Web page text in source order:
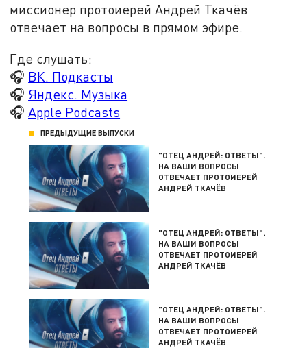
миссионер протоиерей Андрей Ткачёв
отвечает на вопросы в прямом эфире.
Где слушать:
🎧 ВК. Подкасты
🎧 Яндекс. Музыка
🎧 Apple Podcasts
ПРЕДЫДУЩИЕ ВЫПУСКИ
"ОТЕЦ АНДРЕЙ: ОТВЕТЫ".
НА ВАШИ ВОПРОСЫ
ОТВЕЧАЕТ ПРОТОИЕРЕЙ
АНДРЕЙ ТКАЧЁВ
"ОТЕЦ АНДРЕЙ: ОТВЕТЫ".
НА ВАШИ ВОПРОСЫ
ОТВЕЧАЕТ ПРОТОИЕРЕЙ
АНДРЕЙ ТКАЧЁВ
"ОТЕЦ АНДРЕЙ: ОТВЕТЫ".
НА ВАШИ ВОПРОСЫ
ОТВЕЧАЕТ ПРОТОИЕРЕЙ
АНДРЕЙ ТКАЧЁВ